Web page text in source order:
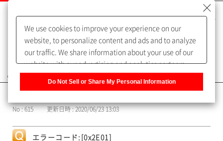
よくあるご質問（FAQ）
No : 615 更新日時 : 2020/06/23 13:03
エラーコード:[0x2E01]
We use cookies to improve your experience on our
website, to personalize content and ads and to analyze
our traffic. We share information about your use of our
website with our advertising and analytics partners,
of our sharing information about you with our partners.
Information] to customize your cookie settings on our
Do Not Sell or Share My Personal Information